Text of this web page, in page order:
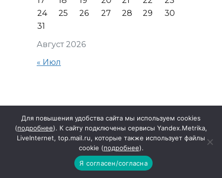
Август 2026
24
25 26 27 28 29
30
31
« Июл
Читать далее
Для повышения удобства сайта мы используем cookies
(подробнее). К сайту подключены сервисы Yandex.Metrika,
LiveInternet, top.mail.ru, которые также использует файлы
cookie (подробнее).
Я согласен/согласна